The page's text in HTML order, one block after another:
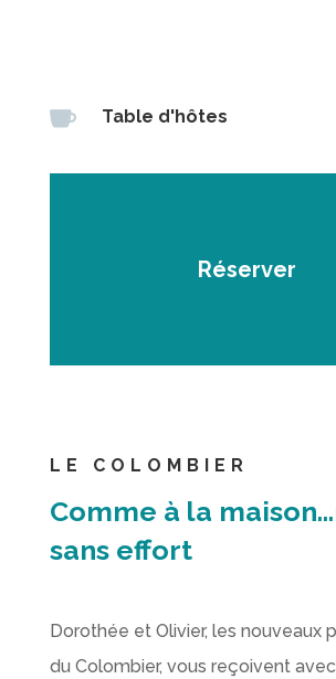
 Table d'hôtes
Réserver
LE COLOMBIER
Comme à la
sans effort
Dorothée et Olivier, les nouveaux
du Colombier, vous reçoivent avec